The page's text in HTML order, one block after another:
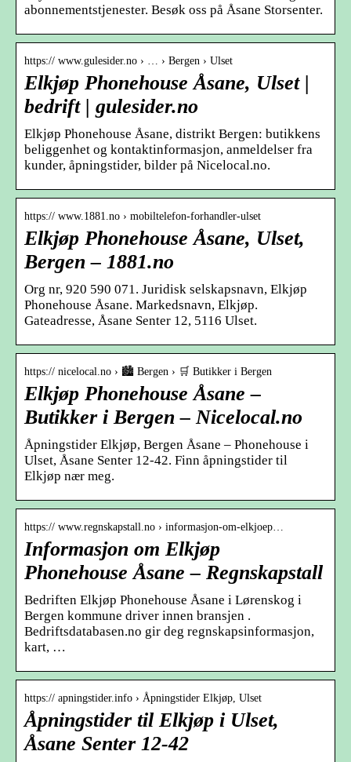
abonnementstjenester. Besøk oss på Åsane Storsenter.
https:// www.gulesider.no › … › Bergen › Ulset
Elkjøp Phonehouse Åsane, Ulset |
bedrift | gulesider.no
Elkjøp Phonehouse Åsane, distrikt Bergen: butikkens
beliggenhet og kontaktinformasjon, anmeldelser fra
kunder, åpningstider, bilder på Nicelocal.no.
https:// www.1881.no › mobiltelefon-forhandler-ulset
Elkjøp Phonehouse Åsane, Ulset,
Bergen – 1881.no
Org nr, 920 590 071. Juridisk selskapsnavn, Elkjøp
Phonehouse Åsane. Markedsnavn, Elkjøp.
Gateadresse, Åsane Senter 12, 5116 Ulset.
https:// nicelocal.no › 🏙️ Bergen › 🛒 Butikker i Bergen
Elkjøp Phonehouse Åsane –
Butikker i Bergen – Nicelocal.no
Åpningstider Elkjøp, Bergen Åsane – Phonehouse i
Ulset, Åsane Senter 12-42. Finn åpningstider til
Elkjøp nær meg.
https:// www.regnskapstall.no › informasjon-om-elkjoep…
Informasjon om Elkjøp
Phonehouse Åsane – Regnskapstall
Bedriften Elkjøp Phonehouse Åsane i Lørenskog i
Bergen kommune driver innen bransjen .
Bedriftsdatabasen.no gir deg regnskapsinformasjon,
kart, …
https:// apningstider.info › Åpningstider Elkjøp, Ulset
Åpningstider til Elkjøp i Ulset,
Åsane Senter 12-42